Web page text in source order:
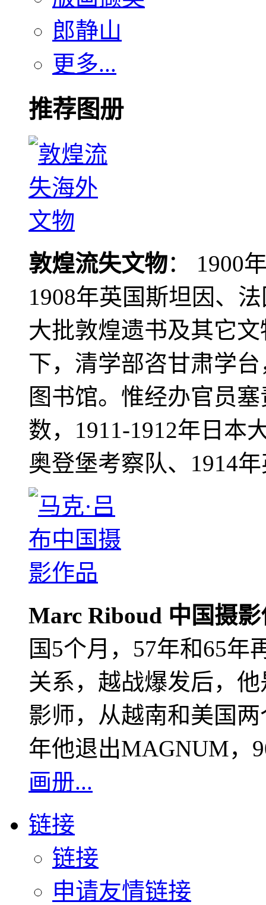
郎静山
更多...
推荐图册
敦煌流失文物： 1900
1908年英国斯坦因、
大批敦煌遗书及其它
下，清学部咨甘肃学
图书馆。惟经办官员
数，1911-1912年日本
奥登堡考察队、1914
Marc Riboud 中国摄
国5个月，57年和65年
关系，越战爆发后，
影师，从越南和美国
年他退出MAGNUM，
画册...
链接
链接
申请友情链接